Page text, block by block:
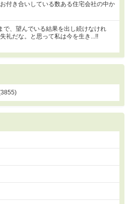
付き合いしている数ある住宅会社の中か
で、望んでいる結果を出し続けなけれ
礼だな。と思って私は今を生き...!!